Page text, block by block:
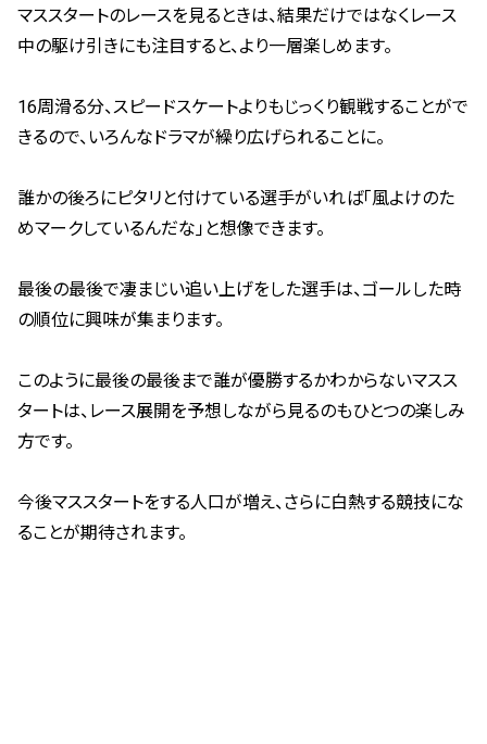
マススタートのレースを見るときは、結果だけではなくレース
中の駆け引きにも注目すると、より一層楽しめます。
16周滑る分、スピードスケートよりもじっくり観戦することがで
きるので、いろんなドラマが繰り広げられることに。
誰かの後ろにピタリと付けている選手がいれば「風よけのた
めマークしているんだな」と想像できます。
最後の最後で凄まじい追い上げをした選手は、ゴールした時
の順位に興味が集まります。
このように最後の最後まで誰が優勝するかわからないマスス
タートは、レース展開を予想しながら見るのもひとつの楽しみ
方です。
今後マススタートをする人口が増え、さらに白熱する競技にな
ることが期待されます。